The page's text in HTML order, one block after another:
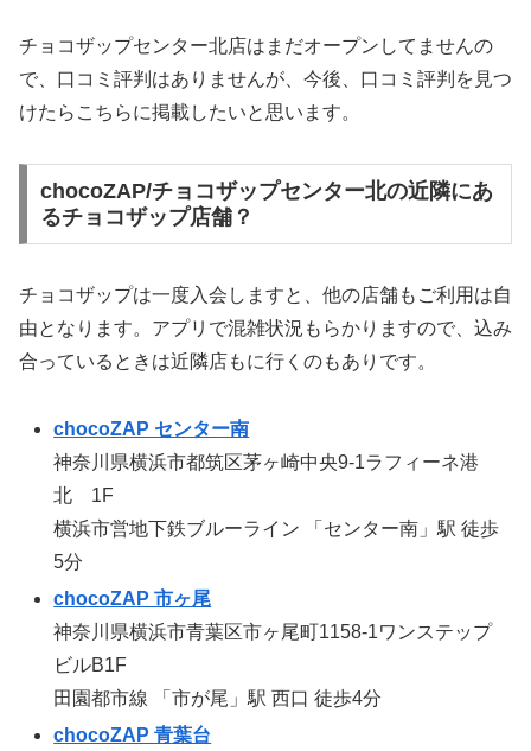
チョコザップセンター北店はまだオープンしてませんの
で、口コミ評判はありませんが、今後、口コミ評判を見つ
けたらこちらに掲載したいと思います。
chocoZAP/チョコザップセンター北の近隣にあ
るチョコザップ店舗？
チョコザップは一度入会しますと、他の店舗もご利用は自
由となります。アプリで混雑状況もらかりますので、込み
合っているときは近隣店もに行くのもありです。
chocoZAP センター南
神奈川県横浜市都筑区茅ヶ崎中央9-1ラフィーネ港
北 1F
横浜市営地下鉄ブルーライン 「センター南」駅 徒歩
5分
chocoZAP 市ヶ尾
神奈川県横浜市青葉区市ヶ尾町1158-1ワンステップ
ビルB1F
田園都市線 「市が尾」駅 西口 徒歩4分
chocoZAP 青葉台